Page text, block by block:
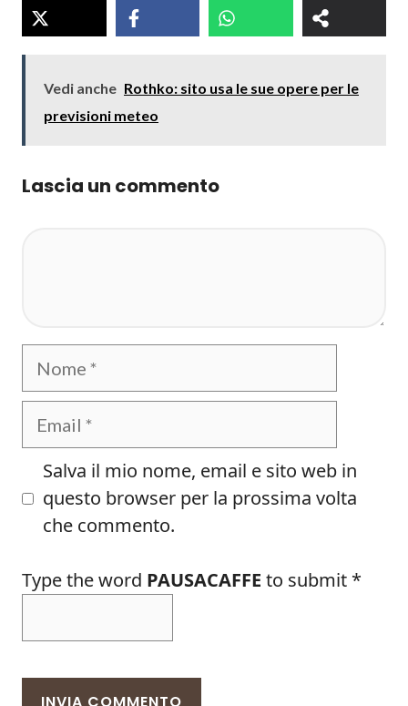
Vedi anche Rothko: sito usa le sue opere per le
previsioni meteo
Lascia un commento
Nome
Email
Salva il mio nome, email e sito web in
questo browser per la prossima volta
che commento.
Type the word PAUSACAFFE to submit *